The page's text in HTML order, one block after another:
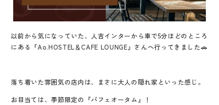
以前から気になっていた、人吉インターから車で5分ほどのところ
にある『Ao.HOSTEL＆CAFE LOUNGE』さんへ行ってきました🚗
落ち着いた雰囲気の店内は、まさに大人の隠れ家といった感じ。
お目当ては、季節限定の『パフェオータム』！